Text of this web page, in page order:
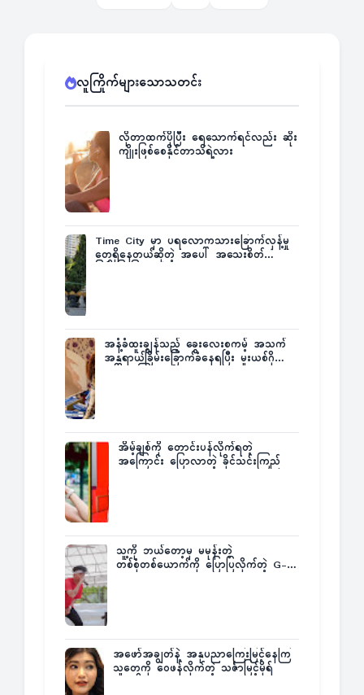
လူကြိုက်များသောသတင်း
လိုတာထက်ပိုပြီး ရေသောက်ရင်လည်း ဆိုး
ကျိုးဖြစ်စေနိုင်တာသိရဲ့လား
Time City မှာ ပရလောကသားခြောက်လှန့်မှု
တွေရှိနေတယ်ဆိုတဲ့ အပေါ် အသေးစိတ်
အနံ့ခံထူးချွန်သည့် ခွေးလေးစကမ့် အသက်
အန္တရာယ်ခြိမ်းခြောက်ခံနေရပြီး မူးယစ်ဂိုဏ်း
အိမ့်ချစ်ကို တောင်းပန်လိုက်ရတဲ့
အကြောင်း ပြောလာတဲ့ ခိုင်သင်းကြည်
သူ့ကို ဘယ်တော့မှ မမုန်းတဲ့
တစ်စုံတစ်ယောက်ကို ပြောပြလိုက်တဲ့ G-
အဖော်အချွတ်နဲ့ အနုပညာကြေးမြင့်နေကြ
သူတွေကို ဝေဖန်လိုက်တဲ့ သင်္ဇာမြင့်မိုရ်